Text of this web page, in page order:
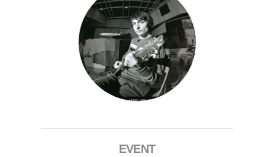
EVENT